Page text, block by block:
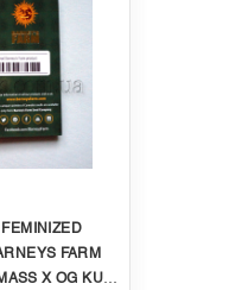
FARM
X OG KUSH